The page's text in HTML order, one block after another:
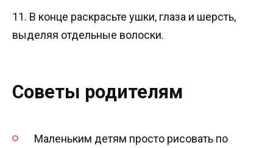
11. В конце раскрасьте ушки, глаза и шерсть,
выделяя отдельные волоски.
Советы родителям
Маленьким детям просто рисовать по